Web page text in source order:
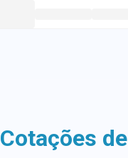
Cotações de